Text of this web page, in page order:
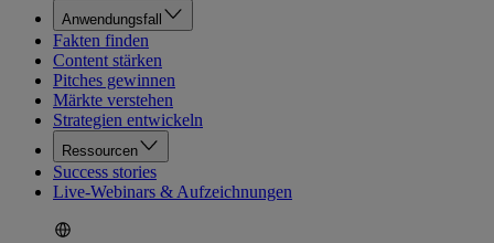
Anwendungsfall
Fakten finden
Content stärken
Pitches gewinnen
Märkte verstehen
Strategien entwickeln
Ressourcen
Success stories
Live-Webinars & Aufzeichnungen